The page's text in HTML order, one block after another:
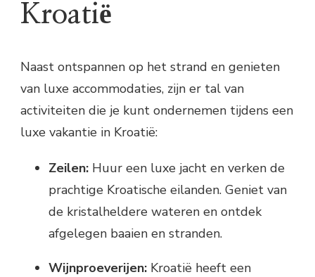
Kroatië
Naast ontspannen op het strand en genieten
van luxe accommodaties, zijn er tal van
activiteiten die je kunt ondernemen tijdens een
luxe vakantie in Kroatië:
Zeilen: Huur een luxe jacht en verken de
prachtige Kroatische eilanden. Geniet van
de kristalheldere wateren en ontdek
afgelegen baaien en stranden.
Wijnproeverijen: Kroatië heeft een